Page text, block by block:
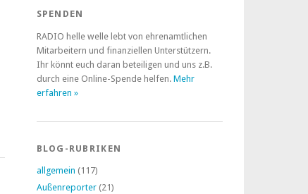
SPENDEN
RADIO helle welle lebt von ehrenamtlichen
Mitarbeitern und finanziellen Unterstützern.
Ihr könnt euch daran beteiligen und uns z.B.
durch eine Online-Spende helfen. Mehr
erfahren »
BLOG-RUBRIKEN
allgemein (117)
Außenreporter(21)